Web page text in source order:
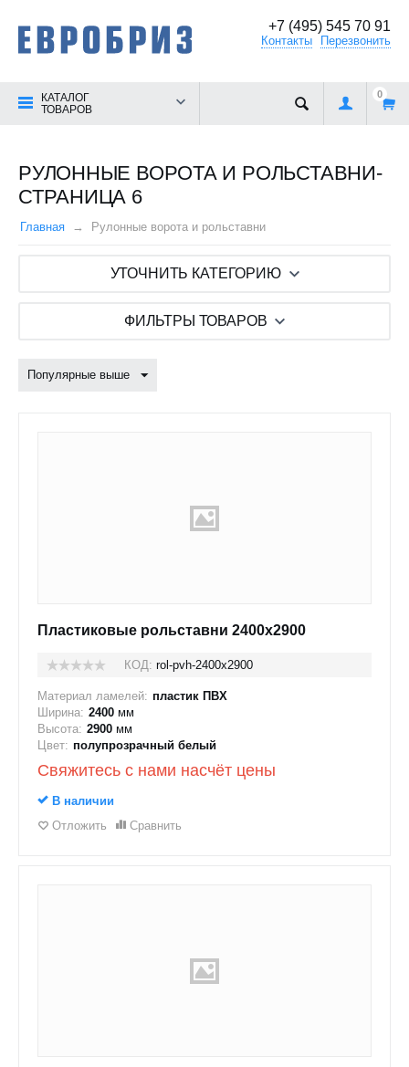
+7 (495) 545 70 91
Контакты Перезвонить
КАТАЛОГ
ТОВАРОВ
0
РУЛОННЫЕ ВОРОТА И РОЛЬСТАВНИ-
СТРАНИЦА 6
Главная Рулонные ворота и рольставни
УТОЧНИТЬ КАТЕГОРИЮ
ФИЛЬТРЫ ТОВАРОВ
Популярные выше
Пластиковые рольставни 2400x2900
КОД: rol-pvh-2400x2900
Материал ламелей: пластик ПВХ
Ширина: 2400 мм
Высота: 2900 мм
Цвет: полупрозрачный белый
Свяжитесь с нами насчёт цены
В наличии
Отложить
Сравнить